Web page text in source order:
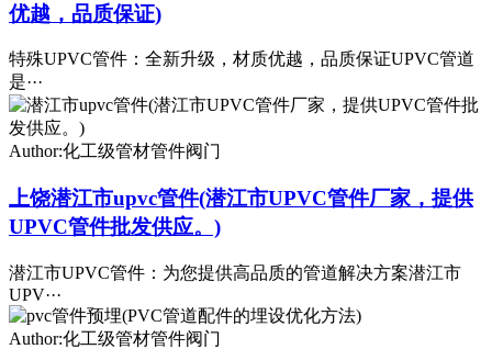
优越，品质保证)
特殊UPVC管件：全新升级，材质优越，品质保证UPVC管道
是···
Author:化工级管材管件阀门
上饶潜江市upvc管件(潜江市UPVC管件厂家，提供
UPVC管件批发供应。)
潜江市UPVC管件：为您提供高品质的管道解决方案潜江市
UPV···
Author:化工级管材管件阀门